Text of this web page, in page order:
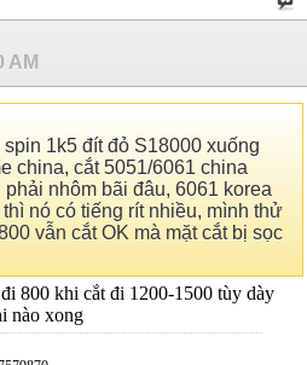
AM
1k5 đít đỏ S18000 xuống
china, cắt 5051/6061 china
nhôm bãi đâu, 6061 korea
nó có tiếng rít nhiều, mình thử
vẫn cắt OK mà mặt cắt bị sọc
800 khi cắt đi 1200-1500 tùy dày
nào xong